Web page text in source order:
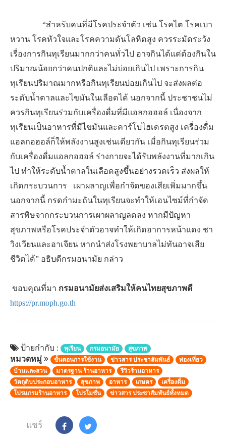
“สำหรับคนที่มีโรคประจำตัว เช่น โรคไต โรคเบา
หวาน โรคหัวใจและโรคความดันโลหิตสูง ควรระมัดระวัง
เรื่องการกินทุเรียนมากกว่าคนทั่วไป อาจกินได้แต่ต้องกินใน
ปริมาณน้อยกว่าคนปกติและไม่บ่อยเกินไป เพราะการกิน
ทุเรียนปริมาณมากหรือกินทุเรียนบ่อยเกินไป จะส่งผลต่อ
ระดับน้ำตาลและไขมันในเลือดได้ นอกจากนี้ ประชาชนไม่
ควรกินทุเรียนร่วมกับเครื่องดื่มที่มีแอลกอฮอล์ เนื่องจาก
ทุเรียนเป็นอาหารที่มีไขมันและคาร์โบไฮเดรตสูง เครื่องดื่ม
แอลกอฮอล์ก็ให้พลังงานสูงเช่นเดียวกัน เมื่อกินทุเรียนร่วม
กับเครื่องดื่มแอลกอฮอล์ ร่างกายจะได้รับพลังงานที่มากเกิน
ไป ทำให้ระดับน้ำตาลในเลือดสูงขึ้นอย่างรวดเร็ว ส่งผลให้
เกิดกระบวนการ เผาผลาญเพื่อกำจัดของเสียเพิ่มมากขึ้น
นอกจากนี้ กรดกำมะถันในทุเรียนจะทำให้เอนไซม์ที่กำจัด
สารพิษจากกระบวนการเผาผลาญลดลง หากมีปัญหา
สุขภาพหรือโรคประจำตัวอาจทำให้เกิดอาการหน้าแดง ชา
วิงเวียนและอาเจียน หากนำส่งโรงพยาบาลไม่ทันอาจเสีย
ชีวิตได้” อธิบดีกรมอนามัย กล่าว
ขอบคุณที่มา กรมอนามัยส่งเสริมให้คนไทยสุขภาพดี
https://pr.moph.go.th
ป้ายกำกับ : ทุเรียน กรมอนามัย สุขภาพ
หมวดหมู่ ขั้นตอนการใช้งาน ข่าวสาร ประชาสัมพันธ์
ท่องเที่ยว
บ้านและสวน
มาตรฐาน ร้านอาหาร
รีวิวร้านอาหาร
วัตถุดิบประกอบอาหาร
สุขภาพ อาหาร เกษตร
เครื่องดื่ม
โปรแกรมร้านอาหาร
โปรโมชั่น ข่าวสาร ประชาสัมพันธ์ทั้งหมด
แชร์